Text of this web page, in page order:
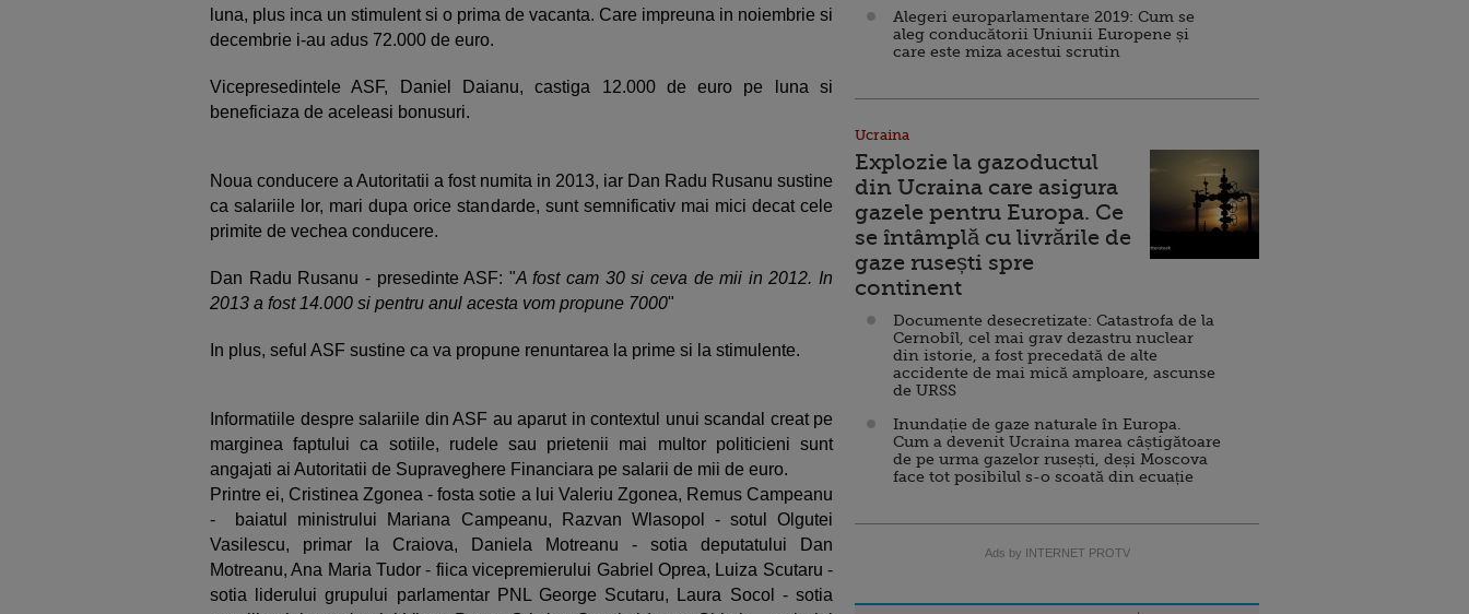
luna, plus inca un stimulent si o prima de vacanta. Care impreuna in noiembrie si
decembrie i-au adus 72.000 de euro.
Vicepresedintele ASF, Daniel Daianu, castiga 12.000 de euro pe luna si
beneficiaza de aceleasi bonusuri.
Noua conducere a Autoritatii a fost numita in 2013, iar Dan Radu Rusanu sustine
ca salariile lor, mari dupa orice standarde, sunt semnificativ mai mici decat cele
primite de vechea conducere.
Dan Radu Rusanu - presedinte ASF: "A fost cam 30 si ceva de mii in 2012. In
2013 a fost 14.000 si pentru anul acesta vom propune 7000"
In plus, seful ASF sustine ca va propune renuntarea la prime si la stimulente.
Informatiile despre salariile din ASF au aparut in contextul unui scandal creat pe
marginea faptului ca sotiile, rudele sau prietenii mai multor politicieni sunt
angajati ai Autoritatii de Supraveghere Financiara pe salarii de mii de euro.
Printre ei, Cristinea Zgonea - fosta sotie a lui Valeriu Zgonea, Remus Campeanu
- baiatul ministrului Mariana Campeanu, Razvan Wlasopol - sotul Olgutei
Vasilescu, primar la Craiova, Daniela Motreanu - sotia deputatului Dan
Motreanu, Ana Maria Tudor - fiica vicepremierului Gabriel Oprea, Luiza Scutaru -
sotia liderului grupului parlamentar PNL George Scutaru, Laura Socol - sotia
Alegeri europarlamentare 2019: Cum se
aleg conducătorii Uniunii Europene și
care este miza acestui scrutin
Ucraina
Explozie la gazoductul
din Ucraina care asigura
gazele pentru Europa. Ce
se întâmplă cu livrările de
gaze rusești spre
continent
Documente desecretizate: Catastrofa de la
Cernobîl, cel mai grav dezastru nuclear
din istorie, a fost precedată de alte
accidente de mai mică amploare, ascunse
de URSS
Inundație de gaze naturale în Europa.
Cum a devenit Ucraina marea câștigătoare
de pe urma gazelor rusești, deși Moscova
face tot posibilul s-o scoată din ecuație
Ads by INTERNET PROTV